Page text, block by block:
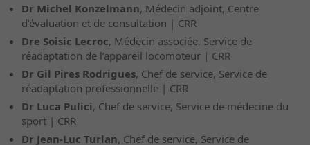
Dr Michel Konzelmann, Médecin adjoint, Centre
d’évaluation et de consultation | CRR
Dre Soisic Lecroc, Médecin associée, Service de
réadaptation de l’appareil locomoteur | CRR
Dr Gil Pires Rodrigues, Chef de service, Service de
réadaptation professionnelle | CRR
Dr Luca Pulici, Chef de service, Service de médecine du
sport | CRR
Dr Jean-Luc Turlan, Chef de service, Service de